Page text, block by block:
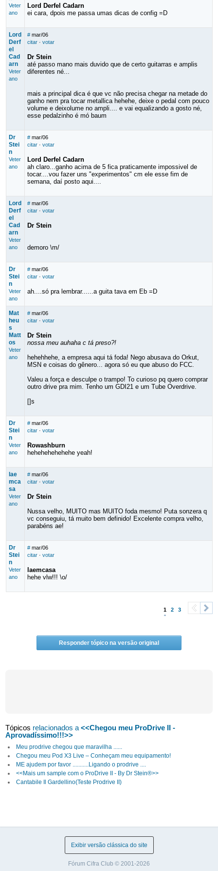
Veter
ano
Lord Derfel Cadarn
ei cara, dpois me passa umas dicas de config =D
Lord
Derf
el
Cad
arn
Veter
ano
# mar/06
citar· votar
Dr Stein
até passo mano mais duvido que de certo guitarras e amplis
diferentes né...
mais a principal dica é que vc não precisa chegar na metade do
ganho nem pra tocar metallica hehehe, deixe o pedal com pouco
volume e deixolume no ampli.... e vai equalizando a gosto né,
esse pedalzinho é mó baum
Dr
Stei
n
Veter
ano
# mar/06
citar· votar
Lord Derfel Cadarn
ah claro...ganho acima de 5 fica praticamente impossivel de
tocar....vou fazer uns "experimentos" cm ele esse fim de
semana, daí posto aqui....
Lord
Derf
el
Cad
arn
Veter
ano
# mar/06
citar· votar
Dr Stein
demoro \m/
Dr
Stei
n
Veter
ano
# mar/06
citar· votar
ah....só pra lembrar......a guita tava em Eb =D
Mat
heu
s
Matt
os
Veter
ano
# mar/06
citar· votar
Dr Stein
nossa meu auhaha c tá preso?!
hehehhehe, a empresa aqui tá foda! Nego abusava do Orkut,
MSN e coisas do gênero... agora só eu que abuso do FCC.
Valeu a força e desculpe o trampo! To curioso pq quero comprar
outro drive pra mim. Tenho um GDI21 e um Tube Overdrive.
[]s
Dr
Stei
n
Veter
ano
# mar/06
citar· votar
Rowashburn
hehehehehehehe yeah!
lae
mca
sa
Veter
ano
# mar/06
citar· votar
Dr Stein
Nussa velho, MUITO mas MUITO foda mesmo! Puta sonzera q
vc conseguiu, tá muito bem definido! Excelente compra velho,
parabéns ae!
Dr
Stei
n
Veter
ano
# mar/06
citar· votar
laemcasa
hehe vlw!!! \o/
1 2 3
Responder tópico na versão original
Tópicos relacionados a<<Chegou meu ProDrive II -
Aprovadíssimo!!!>>
Meu prodrive chegou que maravilha ......
Chegou meu Pod X3 Live – Conheçam meu equipamento!
ME ajudem por favor ...........Ligando o prodrive ....
<<Mais um sample com o ProDrive II - By Dr Stein®>>
Cantabile Il Gardellino(Teste Prodrive II)
Exibir versão clássica do site
Fórum Cifra Club © 2001-2026